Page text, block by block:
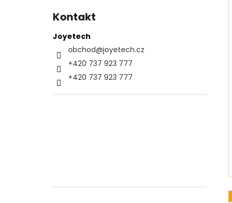
Kontakt
Joyetech
obchod@joyetech.cz
+420 737 923 777
+420 737 923 777